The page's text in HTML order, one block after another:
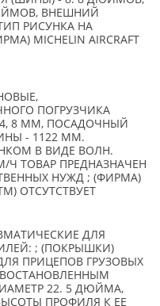
ВНЕШНИЙ
РИСУНКА НА
MICHELIN AIRCRAFT
ПОГРУЗЧИКА
8 ММ, ПОСАДОЧНЫЙ
- 1122 ММ.
В ВИДЕ ВОЛН.
Ч ТОВАР ПРЕДНАЗНАЧЕН
НУЖД ; (ФИРМА)
ОТСУТСТВУЕТ
ДЛЯ
; (ПОКРЫШКИ)
ПРИЦЕПОВ ГРУЗОВЫХ
22. 5 ДЮЙМА,
ПРОФИЛЯ К ЕЕ